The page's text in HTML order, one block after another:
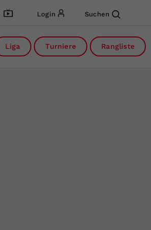
Login Suchen
Liga Turniere Rangliste